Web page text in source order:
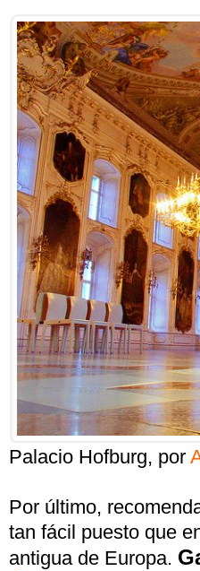
Palacio Hofburg, por
Por último,
tan fácil puesto que
antigua de Europa.